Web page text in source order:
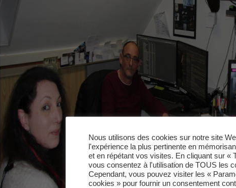
Nous utilisons des cookies sur notre site
l'expérience la plus pertinente en
et en répétant vos visites. En cliquant sur «
vous consentez à l'utilisation de TOUS les
Cependant, vous pouvez visiter les «
cookies » pour fournir un consentement